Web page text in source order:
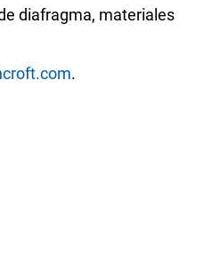
diafragma, materiales
.